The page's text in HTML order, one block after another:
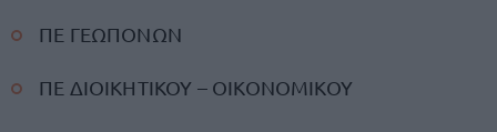
ΠΕ ΓΕΩΠΟΝΩΝ
ΠΕ ΔΙΟΙΚΗΤΙΚΟΥ – ΟΙΚΟΝΟΜΙΚΟΥ